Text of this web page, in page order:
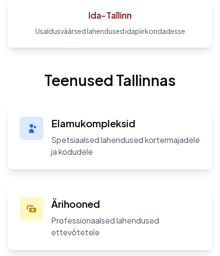
Ida-Tallinn
Usaldusväärsed lahendused idapiirkondadesse
Teenused Tallinnas
Elamukompleksid
Spetsiaalsed lahendused kortermajadele
ja kodudele
Ärihooned
Professionaalsed lahendused
ettevõtetele